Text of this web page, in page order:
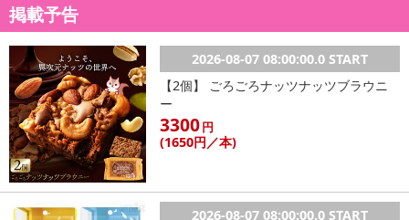
掲載予告
2026-08-07 08:00:00.0 START
【2個】 ごろごろナッツナッツブラウニ
ー
3300円
(1650円 ／本)
2026-08-07 08:00:00.0 START